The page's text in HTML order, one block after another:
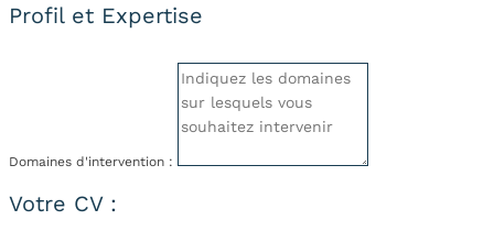
Profil et Expertise
Domaines d'intervention :
Votre CV :